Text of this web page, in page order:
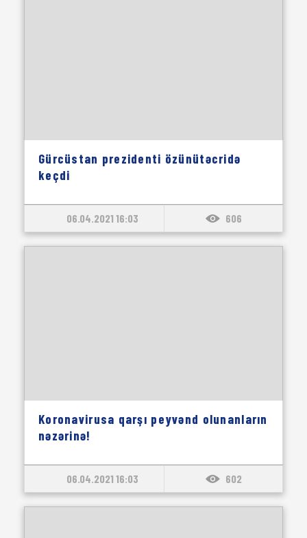
Gürcüstan prezidenti özünütəcridə
keçdi
06.04.2021 16:03 606
Koronavirusa qarşı peyvənd olunanların
nəzərinə!
06.04.2021 16:03 602